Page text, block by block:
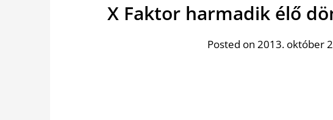
X Faktor harmadik élő
Posted on 2013. október